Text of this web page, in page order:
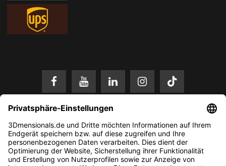
* Alle Preise in EUR inkl. gesetzl. Mehrwertsteuer zzgl. Versandkosten.
Änderungen und Irrtümer vorbehalten. Nur solange der Vorrat reicht.
© 2026 3Dmensionals / PONTIALIS GmbH & Co. KG - All Rights Reserved.​